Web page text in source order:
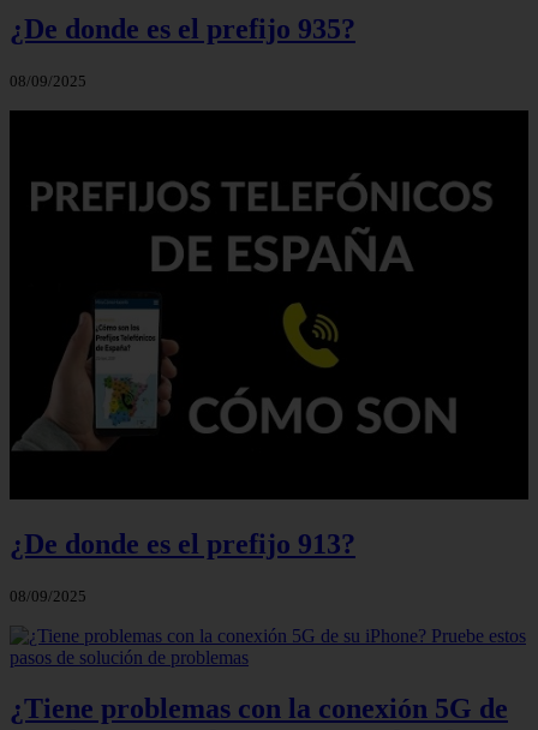
¿De donde es el prefijo 935?
08/09/2025
¿De donde es el prefijo 913?
08/09/2025
¿Tiene problemas con la conexión 5G de